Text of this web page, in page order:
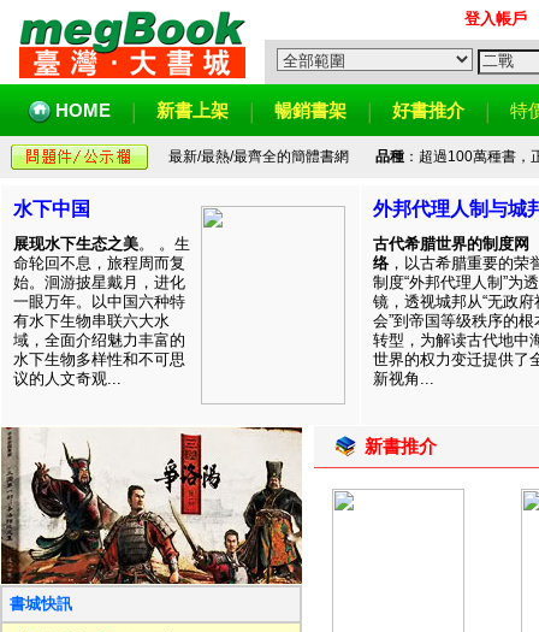
登入帳戶
HOME 新書上架 暢銷書架 好書推介 特
最新/最熱/最齊全的簡體書網 品種：超過100萬種書，
水下中国
展现水下生态之美。 。生
命轮回不息，旅程周而复
始。洄游披星戴月，进化
一眼万年。以中国六种特
有水下生物串联六大水
域，全面介绍魅力丰富的
水下生物多样性和不可思
议的人文奇观...
外邦代理人制与城
古代希腊世界的制度网
络 ，以古希腊重要的荣
制度“外邦代理人制”为透
镜，透视城邦从“无政府
会”到帝国等级秩序的根
转型，为解读古代地中
世界的权力变迁提供了
新视角...
書城快訊
新書推介